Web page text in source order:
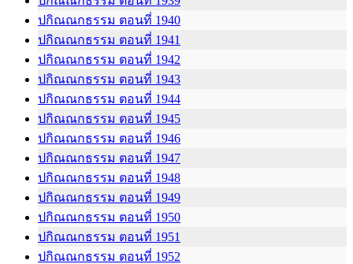
ปกิณณกธรรม ตอนที่ 1940
ปกิณณกธรรม ตอนที่ 1941
ปกิณณกธรรม ตอนที่ 1942
ปกิณณกธรรม ตอนที่ 1943
ปกิณณกธรรม ตอนที่ 1944
ปกิณณกธรรม ตอนที่ 1945
ปกิณณกธรรม ตอนที่ 1946
ปกิณณกธรรม ตอนที่ 1947
ปกิณณกธรรม ตอนที่ 1948
ปกิณณกธรรม ตอนที่ 1949
ปกิณณกธรรม ตอนที่ 1950
ปกิณณกธรรม ตอนที่ 1951
ปกิณณกธรรม ตอนที่ 1952